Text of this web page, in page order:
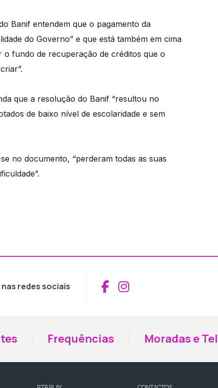
Banif entendem que o pagamento da
do Governo” e que está também em cima
o fundo de recuperação de créditos que o
que a resolução do Banif “resultou no
de baixo nível de escolaridade e sem
no documento, “perderam todas as suas
redes sociais Aceder ao
Aceder ao
Frequências Moradas e